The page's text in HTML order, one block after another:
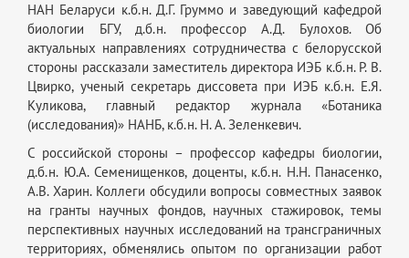
НАН Беларуси к.б.н. Д.Г. Груммо и заведующий кафедрой
биологии БГУ, д.б.н. профессор А.Д. Булохов. Об
актуальных направлениях сотрудничества с белорусской
стороны рассказали заместитель директора ИЭБ к.б.н. Р. В.
Цвирко, ученый секретарь диссовета при ИЭБ к.б.н. Е.Я.
Куликова, главный редактор журнала «Ботаника
(исследования)» НАНБ, к.б.н. Н. А. Зеленкевич.
С российской стороны – профессор кафедры биологии,
д.б.н. Ю.А. Семенищенков, доценты, к.б.н. Н.Н. Панасенко,
А.В. Харин. Коллеги обсудили вопросы совместных заявок
на гранты научных фондов, научных стажировок, темы
перспективных научных исследований на трансграничных
территориях, обменялись опытом по организации работ